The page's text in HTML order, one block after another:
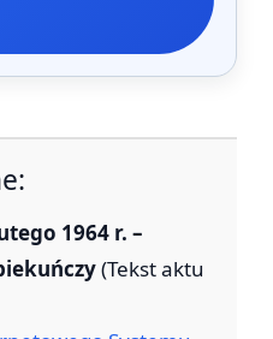
1964 r. –
(Tekst aktu